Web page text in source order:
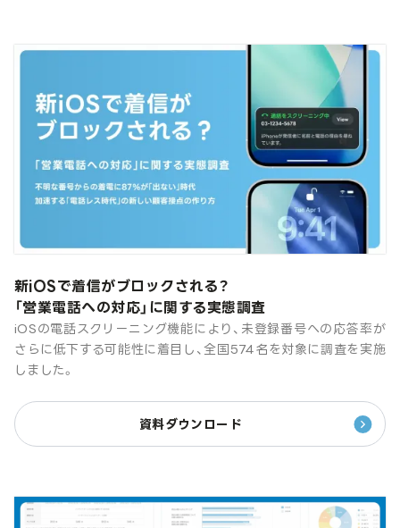
新iOSで着信がブロックされる？
「営業電話への対応」に関する実態調査
iOSの電話スクリーニング機能により、未登録番号への応答率が
さらに低下する可能性に着目し、全国574名を対象に調査を実施
しました。
資料ダウンロード